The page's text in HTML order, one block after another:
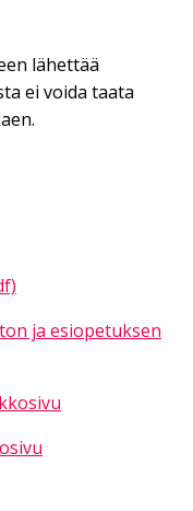
lähettää
ei voida taata
ja esiopetuksen